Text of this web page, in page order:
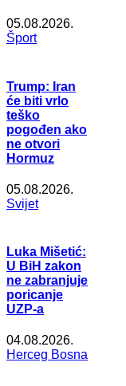
05.08.2026.
Šport
Trump: Iran
će biti vrlo
teško
pogođen ako
ne otvori
Hormuz
05.08.2026.
Svijet
Luka Mišetić:
U BiH zakon
ne zabranjuje
poricanje
UZP-a
04.08.2026.
Herceg Bosna